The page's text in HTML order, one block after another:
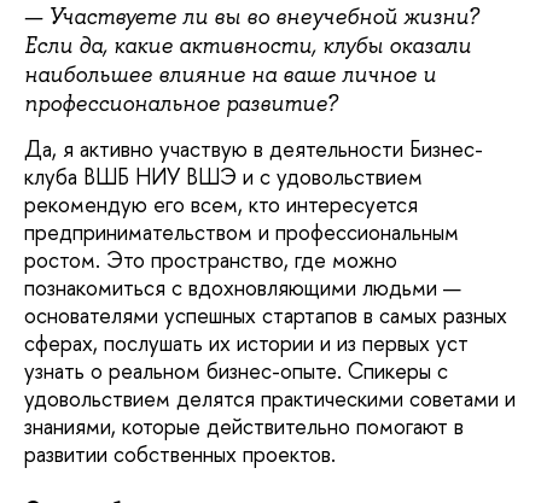
— Участвуете ли вы во внеучебной жизни?
Если да, какие активности, клубы оказали
наибольшее влияние на ваше личное и
профессиональное развитие?
Да, я активно участвую в деятельности Бизнес-
клуба ВШБ НИУ ВШЭ и с удовольствием
рекомендую его всем, кто интересуется
предпринимательством и профессиональным
ростом. Это пространство, где можно
познакомиться с вдохновляющими людьми —
основателями успешных стартапов в самых разных
сферах, послушать их истории и из первых уст
узнать о реальном бизнес-опыте. Спикеры с
удовольствием делятся практическими советами и
знаниями, которые действительно помогают в
развитии собственных проектов.